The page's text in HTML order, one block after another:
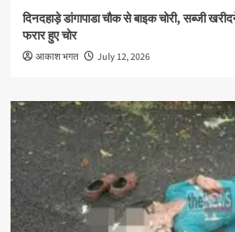
दिनदहाड़े डांगापाडा चौक से बाइक चोरी, सब्जी
फरार हुए चोर
आकाश भगत July 12, 2026